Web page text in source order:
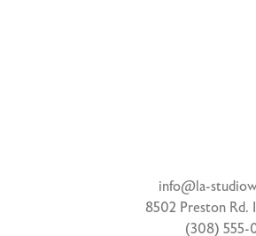
info@la-
8502 Preston Rd.
(308) 555-